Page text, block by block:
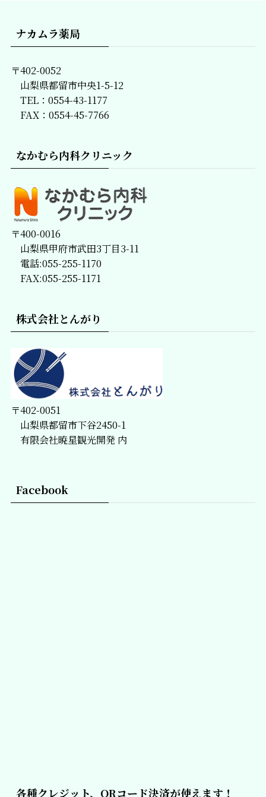
ナカムラ薬局
〒402-0052
山梨県都留市中央1-5-12
TEL：0554-43-1177
FAX：0554-45-7766
なかむら内科クリニック
〒400-0016
山梨県甲府市武田3丁目3-11
電話:055-255-1170
FAX:055-255-1171
株式会社とんがり
〒402-0051
山梨県都留市下谷2450-1
有限会社暁星観光開発 内
Facebook
各種クレジット、QRコード決済が使えます！